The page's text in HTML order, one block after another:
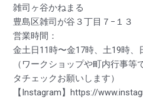
雑司ヶ谷かねまる
豊島区雑司が谷３丁目７−１３
営業時間：
金土日11時〜金17時、土19時、
（ワークショップや町内行事
タチェックお願いします）
【Instagram】https://